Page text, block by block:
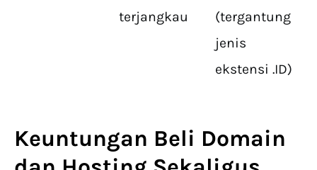
terjangkau
(tergantung
jenis
ekstensi .ID)
Keuntungan Beli Domain